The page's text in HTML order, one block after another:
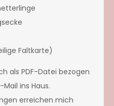
Faltkarte)
als PDF-Datei bezogen
ins Haus.
erreichen mich